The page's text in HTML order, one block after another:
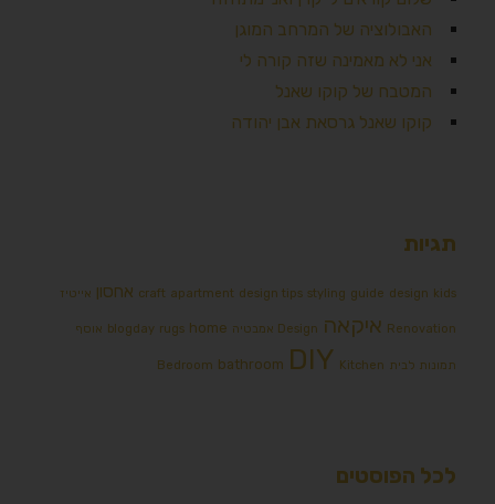
האבולוציה של המרחב המוגן
אני לא מאמינה שזה קורה לי
המטבח של קוקו שאנל
קוקו שאנל גרסאת אבן יהודה
תגיות
craft apartment design tips styling guide design kids אחסון אייטיז
Renovation איקאה Design אמבטיה blogday rugs home אוסף
תמונות לבית Bedroom bathroom DIY Kitchen
לכל הפוסטים